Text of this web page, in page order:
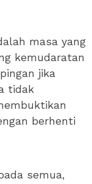
masa yang
kemudaratan
jika
tidak
berhenti
semua,